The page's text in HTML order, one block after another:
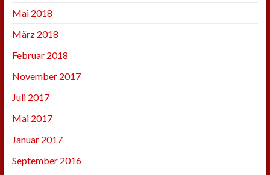
Mai 2018
März 2018
Februar 2018
November 2017
Juli 2017
Mai 2017
Januar 2017
September 2016